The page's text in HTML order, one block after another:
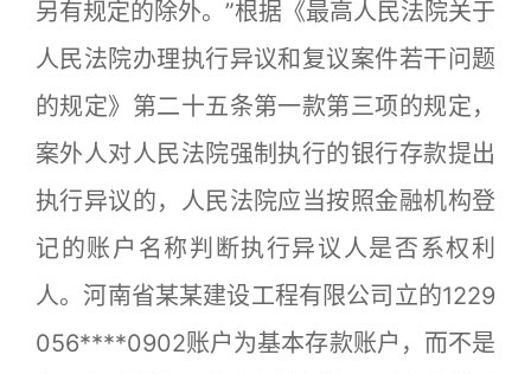
另有规定的除外。”根据《最高人民法院关于
人民法院办理执行异议和复议案件若干问题
的规定》第二十五条第一款第三项的规定，
案外人对人民法院强制执行的银行存款提出
执行异议的，人民法院应当按照金融机构登
记的账户名称判断执行异议人是否系权利
人。河南省某某建设工程有限公司立的1229
056****0902账户为基本存款账户，而不是